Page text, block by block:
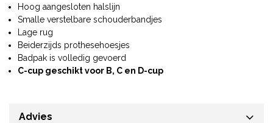
Hoog aangesloten halslijn
Smalle verstelbare schouderbandjes
Lage rug
Beiderzijds prothesehoesjes
Badpak is volledig gevoerd
C-cup geschikt voor B, C en D-cup
Advies